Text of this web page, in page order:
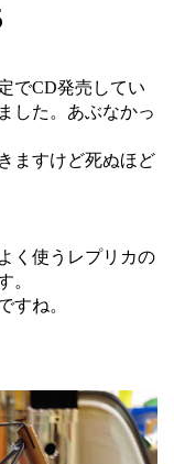
でCD発売してい
した。あぶなかっ
ますけど死ぬほど
く使うレプリカの
。
すね。